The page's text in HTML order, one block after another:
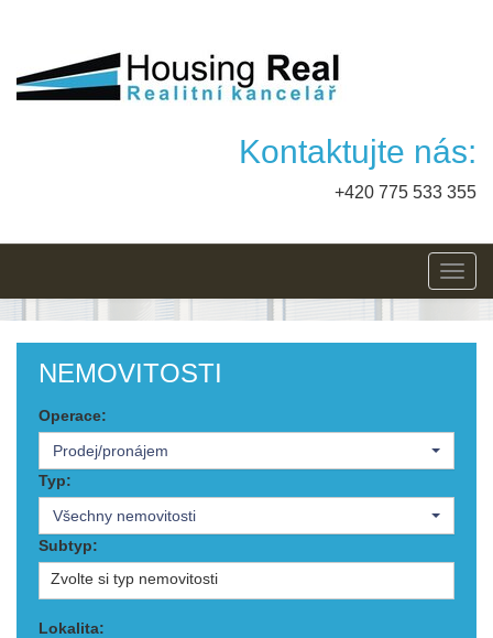
Kontaktujte nás:
+420 775 533 355
NEMOVITOSTI
Operace:
Prodej/pronájem
Typ:
Všechny nemovitosti
Subtyp:
Zvolte si typ nemovitosti
Lokalita: